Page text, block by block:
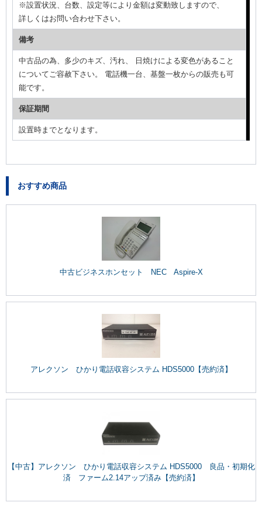
※設置状況、台数、設定等により金額は変動致しますので、
詳しくはお問い合わせ下さい。
備考
中古品の為、多少のキズ、汚れ、 日焼けによる変色があること
についてご容赦下さい。 電話機一台、基盤一枚からの販売も可
能です。
保証期間
設置時までとなります。
おすすめ商品
中古ビジネスホンセット NEC Aspire-X
アレクソン ひかり電話収容システム HDS5000【売約済】
【中古】アレクソン ひかり電話収容システム HDS5000 良品・初期化
済 ファーム2.14アップ済み【売約済】